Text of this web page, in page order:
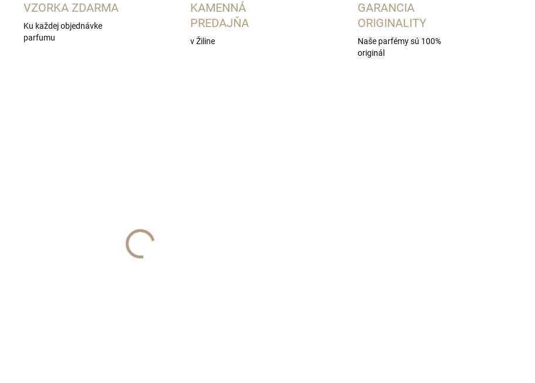
VZORKA ZDARMA
Ku každej objednávke
parfumu
KAMENNÁ
PREDAJŇA
v Žiline
GARANCIA
ORIGINALITY
Naše parfémy sú 100%
originál